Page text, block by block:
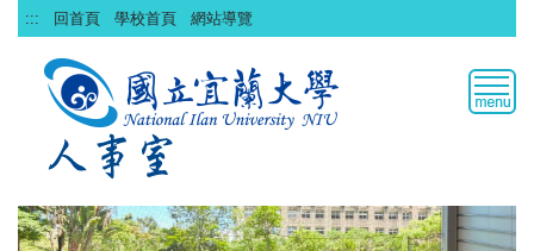
跳
到
::: 回首頁 學校首頁 網站導覽